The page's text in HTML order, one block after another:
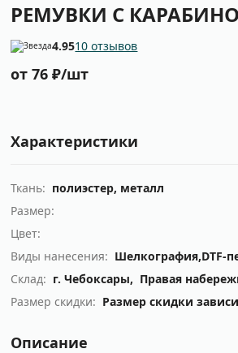
РЕМУВКИ С
4.9510 отзывов
от 76 ₽/шт
Характеристики
Ткань: полиэстер, металл
Размер:
Цвет:
Виды нанесения: Шелкография,DTF-
Склад: г. Чебоксары, Правая
Размер скидки: Размер скидки
Описание